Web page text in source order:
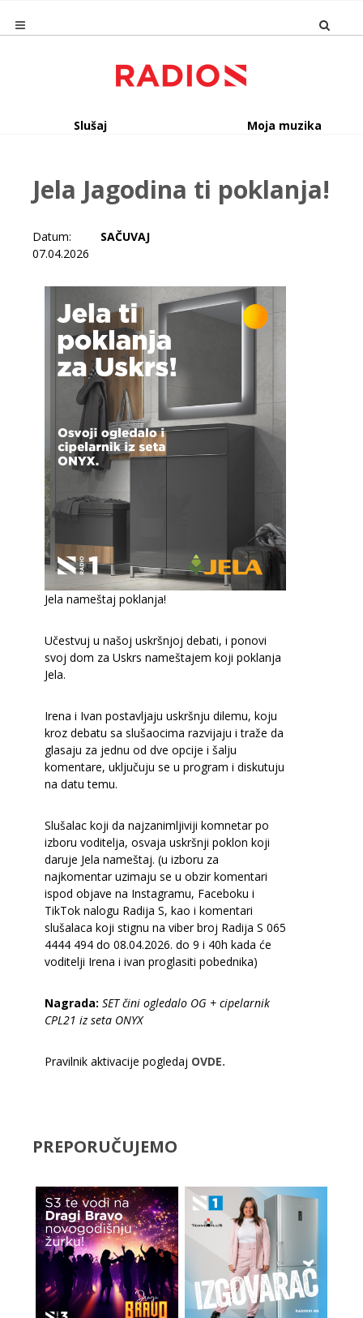
Slušaj Moja muzika
Jela Jagodina ti poklanja!
Datum:
07.04.2026
SAČUVAJ
Jela nameštaj poklanja!
Učestvuj u našoj uskršnjoj debati, i ponovi
svoj dom za Uskrs nameštajem koji poklanja
Jela.
Irena i Ivan postavljaju uskršnju dilemu, koju
kroz debatu sa slušaocima razvijaju i traže da
glasaju za jednu od dve opcije i šalju
komentare, uključuju se u program i diskutuju
na datu temu.
Slušalac koji da najzanimljiviji komnetar po
izboru voditelja, osvaja uskršnji poklon koji
daruje Jela nameštaj. (u izboru za
najkomentar uzimaju se u obzir komentari
ispod objave na Instagramu, Faceboku i
TikTok nalogu Radija S, kao i komentari
slušalaca koji stignu na viber broj Radija S 065
4444 494 do 08.04.2026. do 9 i 40h kada će
voditelji Irena i ivan proglasiti pobednika)
Nagrada: SET čini ogledalo OG + cipelarnik
CPL21 iz seta ONYX
Pravilnik aktivacije pogledaj OVDE.
PREPORUČUJEMO